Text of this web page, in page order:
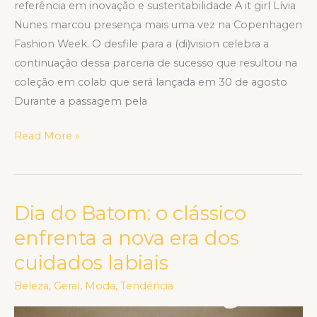
referência em inovação e sustentabilidade A it girl Lívia
Nunes marcou presença mais uma vez na Copenhagen
Fashion Week. O desfile para a (di)vision celebra a
continuação dessa parceria de sucesso que resultou na
coleção em colab que será lançada em 30 de agosto
Durante a passagem pela
Read More »
Dia do Batom: o clássico
enfrenta a nova era dos
cuidados labiais
Beleza, Geral , Moda, Tendência
Dia
Batom:
o
clássico
enfrenta